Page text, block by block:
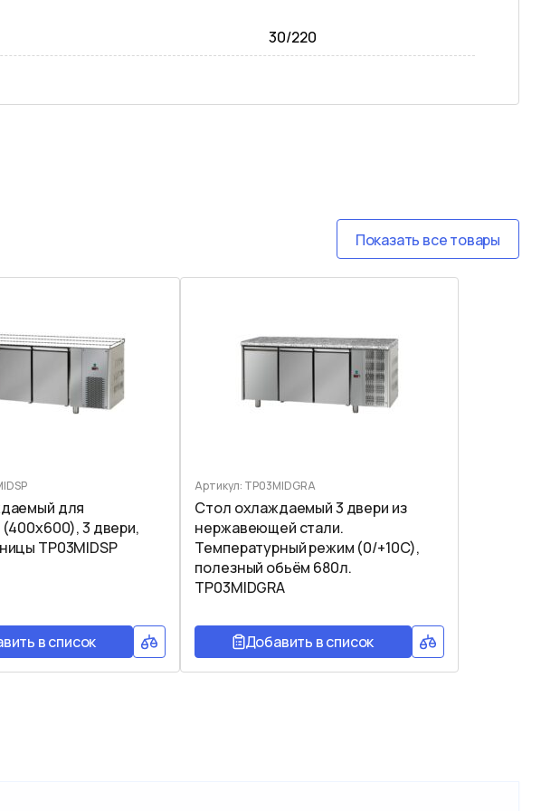
30/220
Показать все товары
для
3 двери,
TP03MIDSP
в список
Артикул: TP03MIDGRA
Стол охлаждаемый 3 двери из
нержавеющей стали.
Температурный режим (0/+10C),
полезный обьём 680л.
TP03MIDGRA
Добавить в список